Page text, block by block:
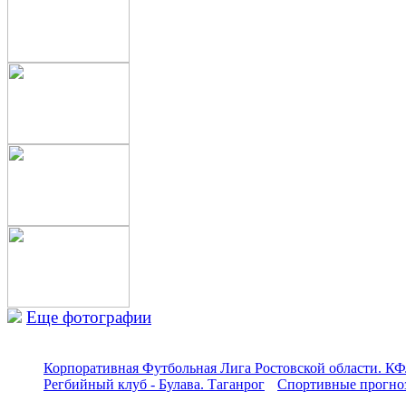
Еще фотографии
Корпоративная Футбольная Лига Ростовской области.
Регбийный клуб - Булава. Таганрог
Спортивные